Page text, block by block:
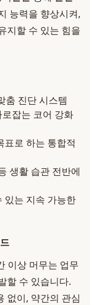
능력을 향상시켜,
지할 수 있는 힘을
춤 진단 시스템
잡는 코어 강화
표로 하는 통합적
생활 습관 전반에
있는 지속 가능한
이상 머무는 업무
할 수 있습니다.
없이, 약간의 관심